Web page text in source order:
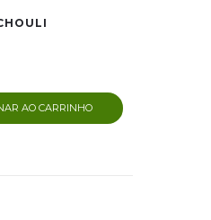
AO CARRINHO